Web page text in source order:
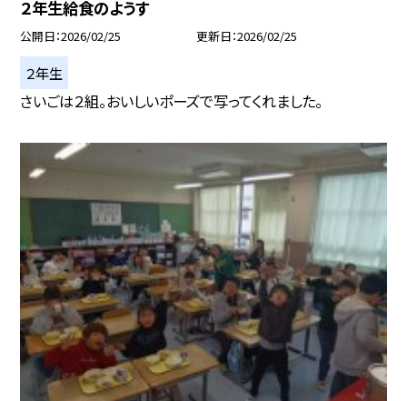
２年生給食のようす
公開日 2026/02/25 更新日 2026/02/25
２年生
さいごは２組。おいしいポーズで写ってくれました。